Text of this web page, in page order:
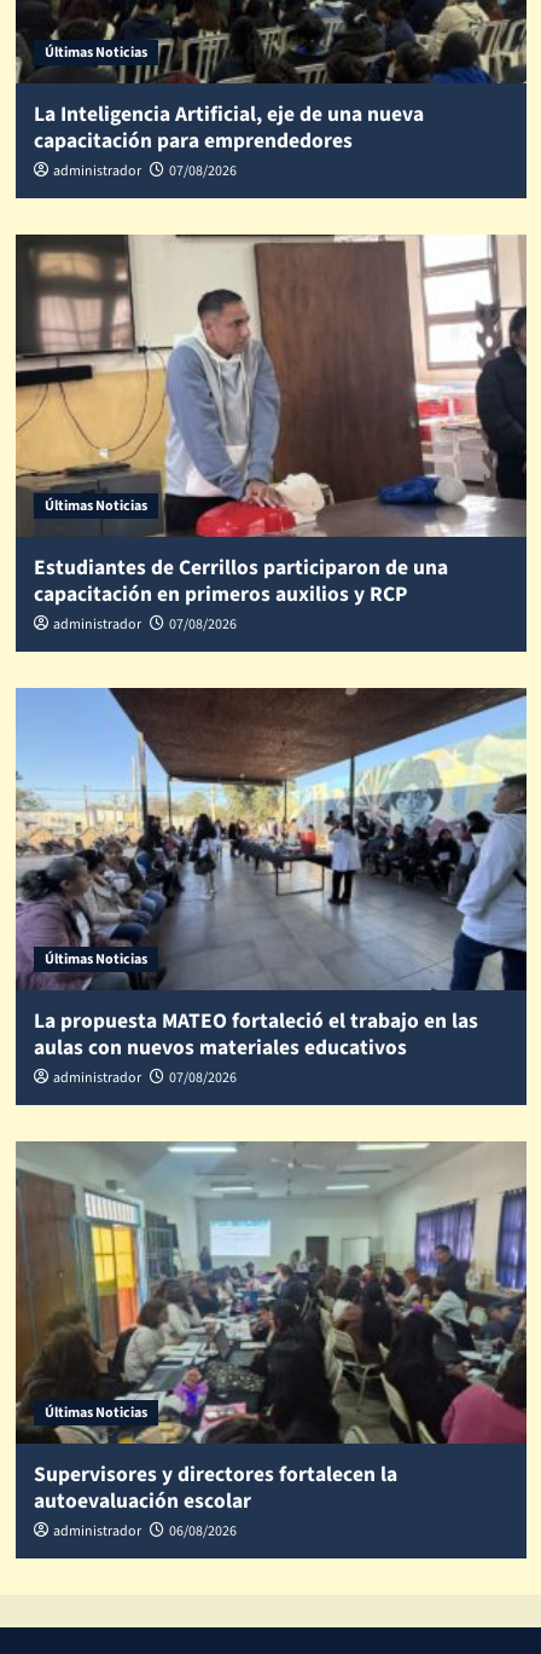
Últimas Noticias
La Inteligencia Artificial, eje de una nueva
capacitación para emprendedores
administrador 07/08/2026
Últimas Noticias
Estudiantes de Cerrillos participaron de una
capacitación en primeros auxilios y RCP
administrador 07/08/2026
Últimas Noticias
La propuesta MATEO fortaleció el trabajo en las
aulas con nuevos materiales educativos
administrador 07/08/2026
Últimas Noticias
Supervisores y directores fortalecen la
autoevaluación escolar
administrador 06/08/2026